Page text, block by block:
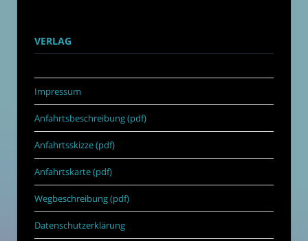
VERLAG
Impressum
Anfahrtsbeschreibung (pdf)
Anfahrtsskizze (pdf)
Anfahrtskarte (pdf)
Wegbeschreibung (pdf)
Datenschutzerklärung